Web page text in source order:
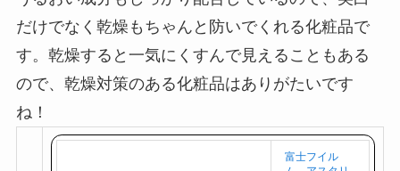
うるおい成分もしっかり配合しているので、美白
だけでなく乾燥もちゃんと防いでくれる化粧品で
す。乾燥すると一気にくすんで見えることもある
ので、乾燥対策のある化粧品はありがたいです
ね！